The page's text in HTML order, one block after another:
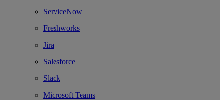
ServiceNow
Freshworks
Jira
Salesforce
Slack
Microsoft Teams